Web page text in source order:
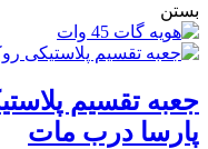
بستن
پارسا درب مات